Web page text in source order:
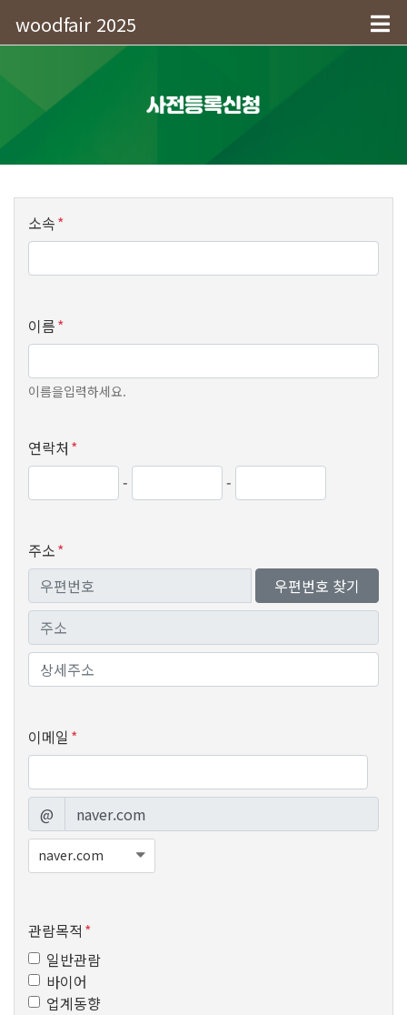
woodfair 2025
소속*
이름*
이름을입력하세요.
연락처 *
-
-
주소*
우편번호 찾기
이메일 *
@
관람목적 *
일반관람
바이어
업계동향